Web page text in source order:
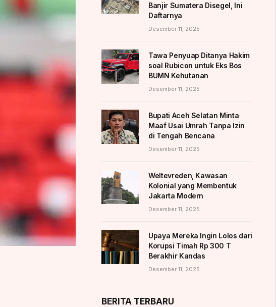
Banjir Sumatera Disegel, Ini
Daftarnya
Desember 11, 2025
Tawa Penyuap Ditanya Hakim
soal Rubicon untuk Eks Bos
BUMN Kehutanan
Desember 11, 2025
Bupati Aceh Selatan Minta
Maaf Usai Umrah Tanpa Izin
di Tengah Bencana
Desember 11, 2025
Weltevreden, Kawasan
Kolonial yang Membentuk
Jakarta Modern
Desember 11, 2025
Upaya Mereka Ingin Lolos dari
Korupsi Timah Rp 300 T
Berakhir Kandas
Desember 11, 2025
BERITA TERBARU